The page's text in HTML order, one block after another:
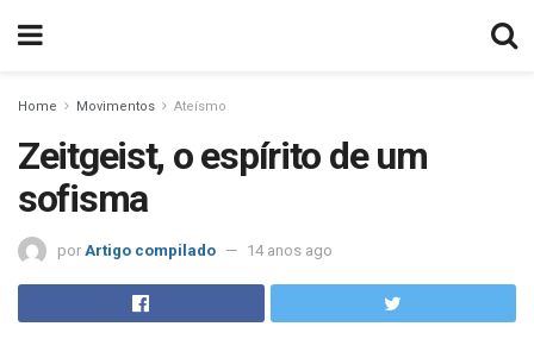
Home Movimentos Ateísmo
Zeitgeist, o espírito de um
sofisma
por Artigo compilado 14 anos ago